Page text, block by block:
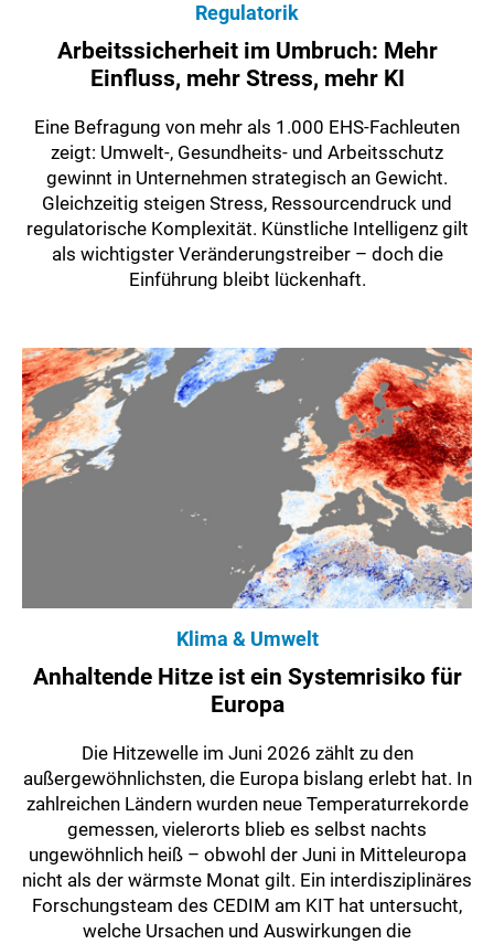
Regulatorik
Arbeitssicherheit im Umbruch: Mehr
Einfluss, mehr Stress, mehr KI
Eine Befragung von mehr als 1.000 EHS-Fachleuten
zeigt: Umwelt-, Gesundheits- und Arbeitsschutz
gewinnt in Unternehmen strategisch an Gewicht.
Gleichzeitig steigen Stress, Ressourcendruck und
regulatorische Komplexität. Künstliche Intelligenz gilt
als wichtigster Veränderungstreiber – doch die
Einführung bleibt lückenhaft.
Klima & Umwelt
Anhaltende Hitze ist ein Systemrisiko für
Europa
Die Hitzewelle im Juni 2026 zählt zu den
außergewöhnlichsten, die Europa bislang erlebt hat. In
zahlreichen Ländern wurden neue Temperaturrekorde
gemessen, vielerorts blieb es selbst nachts
ungewöhnlich heiß – obwohl der Juni in Mitteleuropa
nicht als der wärmste Monat gilt. Ein interdisziplinäres
Forschungsteam des CEDIM am KIT hat untersucht,
welche Ursachen und Auswirkungen die